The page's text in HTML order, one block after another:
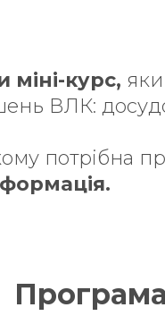
курс,
ВЛК:
потрібна
Програма